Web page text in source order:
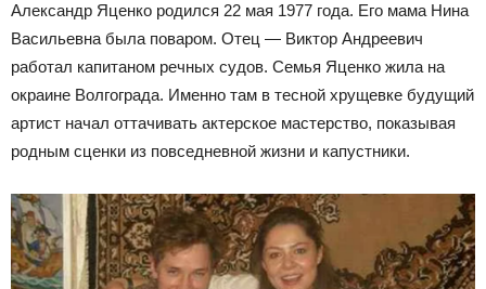
Александр Яценко родился 22 мая 1977 года. Его мама Нина
Васильевна была поваром. Отец — Виктор Андреевич
работал капитаном речных судов. Семья Яценко жила на
окраине Волгограда. Именно там в тесной хрущевке будущий
артист начал оттачивать актерское мастерство, показывая
родным сценки из повседневной жизни и капустники.